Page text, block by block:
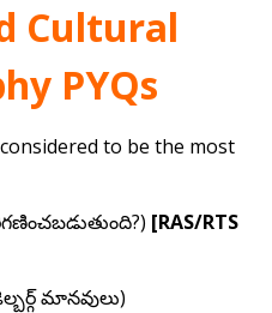
Cultural
PYQs
to be the most
[RAS/RTS
మానవులు)